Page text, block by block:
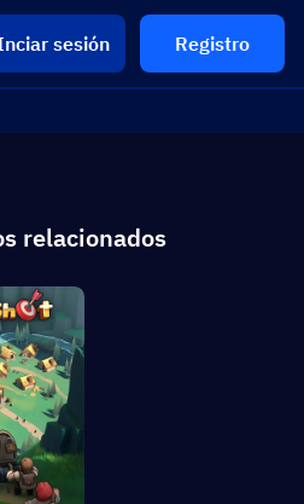
sesión Registro
relacionados